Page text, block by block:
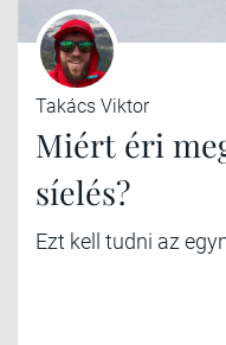
Takács Viktor
Miért éri
síelés?
Ezt kell tudni az